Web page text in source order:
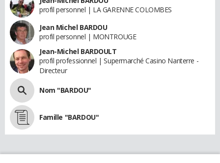
profil personnel | LA GARENNE COLOMBES
Jean Michel BARDOU
profil personnel | MONTROUGE
Jean-Michel BARDOULT
profil professionnel | Supermarché Casino Nanterre -
Directeur
Nom "BARDOU"
Famille "BARDOU"